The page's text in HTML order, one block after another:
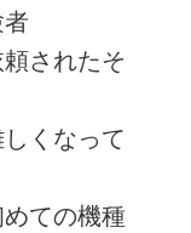
されたそ
くなって
ての機種